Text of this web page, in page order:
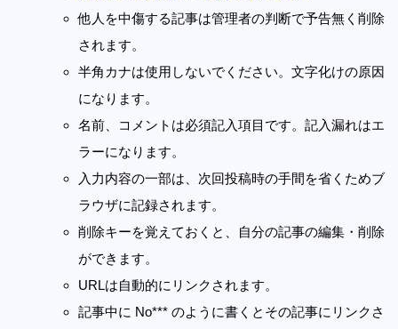
他人を中傷する記事は管理者の判断で予告無く削除
されます。
半角カナは使用しないでください。文字化けの原因
になります。
名前、コメントは必須記入項目です。記入漏れはエ
ラーになります。
入力内容の一部は、次回投稿時の手間を省くためブ
ラウザに記録されます。
削除キーを覚えておくと、自分の記事の編集・削除
ができます。
URLは自動的にリンクされます。
記事中に No*** のように書くとその記事にリンクさ